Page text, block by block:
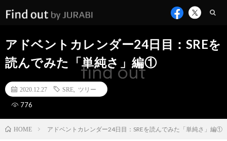
アドベントカレンダー24日目：SREを
読んでみた「単純さ」編①
2020.12.27 SRE ツリー
776
HOME アドベントカレンダー24日目：SREを読んでみた「単純さ」編①